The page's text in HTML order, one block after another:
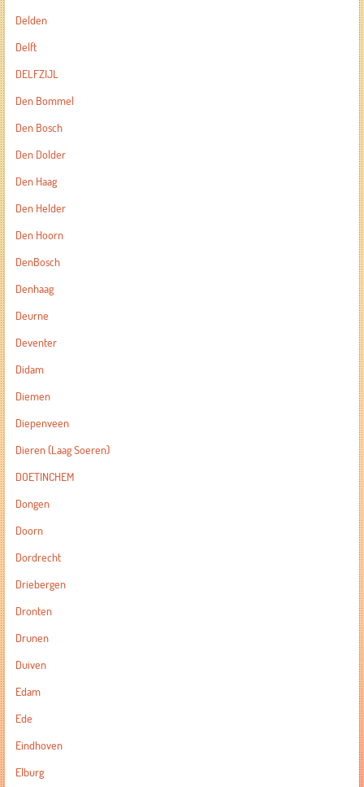
Delden
Delft
DELFZIJL
Den Bommel
Den Bosch
Den Dolder
Den Haag
Den Helder
Den Hoorn
DenBosch
Denhaag
Deurne
Deventer
Didam
Diemen
Diepenveen
Dieren (Laag Soeren)
DOETINCHEM
Dongen
Doorn
Dordrecht
Driebergen
Dronten
Drunen
Duiven
Edam
Ede
Eindhoven
Elburg